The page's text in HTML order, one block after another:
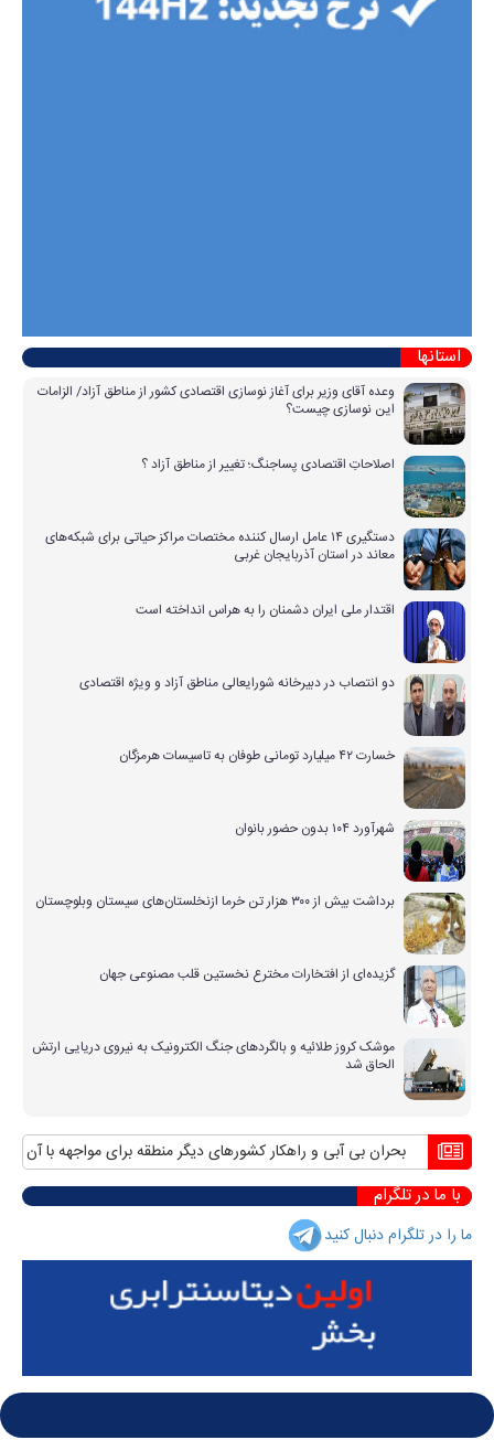
استانها
وعده آقای وزیر برای آغاز نوسازی اقتصادی کشور از مناطق آزاد/ الزامات
این نوسازی چیست؟
اصلاحاتِ اقتصادی پساجنگ؛ تغییر از مناطق آزاد ؟
دستگیری ۱۴ عامل ارسال کننده مختصات مراکز حیاتی برای شبکه‌های
معاند در استان آذربایجان غربی
اقتدار ملی ایران دشمنان را به هراس انداخته است
دو انتصاب در دبیرخانه شورایعالی مناطق آزاد و ویژه اقتصادی
خسارت ۴۲ میلیارد تومانی طوفان به تاسیسات هرمزگان
شهرآورد ۱۰۴ بدون حضور بانوان
برداشت بیش از ۳۰۰ هزار تن خرما ازنخلستان‌های سیستان وبلوچستان
گزیده‌ای از افتخارات مخترع نخستین قلب مصنوعی جهان
موشک کروز طلائیه و بالگردهای جنگ الکترونیک به نیروی دریایی ارتش
الحاق شد
بحران بی آبی و راهکار کشورهای دیگر منطقه برای مواجهه با آن
با ما در تلگرام
ما را در تلگرام دنبال کنید